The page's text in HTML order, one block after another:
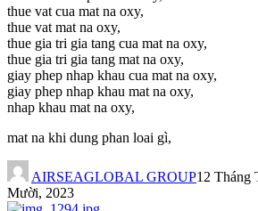
thue vat cua mat na oxy,
thue vat mat na oxy,
thue gia tri gia tang cua mat na oxy,
thue gia tri gia tang mat na oxy,
giay phep nhap khau cua mat na oxy,
giay phep nhap khau mat na oxy,
nhap khau mat na oxy,
mat na khi dung phan loai gì,
AIRSEAGLOBAL GROUP12 Tháng
Mười, 2023